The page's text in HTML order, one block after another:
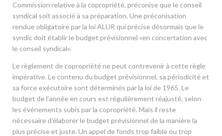
Commission relative à la copropriété, préconise que le conseil
syndical soit associé à sa préparation. Une préconisation
rendue obligatoire par la loi ALUR qui précise désormais que le
syndic doit établir le budget prévisionnel «en concertation avec
le conseil syndical».
Le règlement de copropriété ne peut contrevenir à cette règle
impérative. Le contenu du budget prévisionnel, sa périodicité et
sa force exécutoire sont déterminés par la loi de 1965. Le
budget de l’année en cours est régulièrement réajusté, selon
les événements subis par la copropriété. Mais il reste
nécessaire d’élaborer le budget prévisionnel de la manière la
plus précise et juste. Un appel de fonds trop faible ou trop